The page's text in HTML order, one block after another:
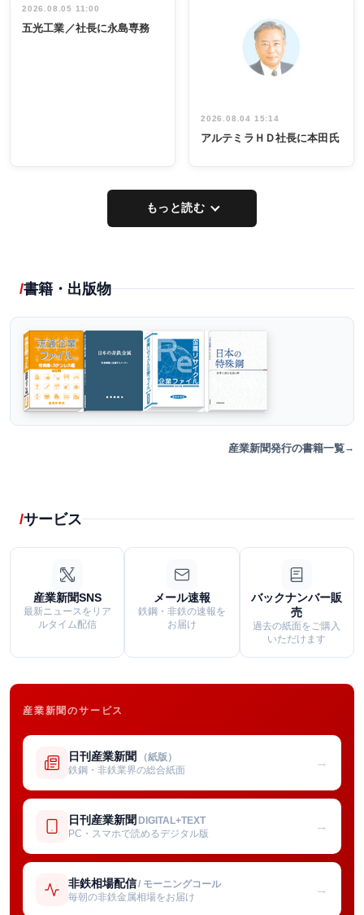
インタビュ
ー／社内ア
祝う 業界関
係者ら220人
出席
2026.08.05 11:00
五光工業／社長に永島専務
2026.08.04 15:14
アルテミラＨＤ社長に本田氏
もっと読む
書籍・出版物
産業新聞発行の書籍一覧
サービス
産業新聞SNS
最新ニュースをリア
ルタイム配信
メール速報
鉄鋼・非鉄の速報を
お届け
バックナンバー販
売
過去の紙面をご購入
いただけます
産業新聞のサービス
日刊産業新聞 （紙版）
鉄鋼・非鉄業界の総合紙面
→
日刊産業新聞 DIGITAL+TEXT
PC・スマホで読めるデジタル版
→
非鉄相場配信/ モーニングコール
毎朝の非鉄金属相場をお届け
→